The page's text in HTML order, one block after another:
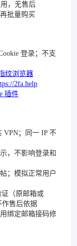
，无售后
批量购买
登录；不支
纹浏览器
2fa.help
插件
VPN；同一 IP 不
，不影响登录和
；模拟正常用户
（原邮箱或
作售后依据
绑定邮箱接码修